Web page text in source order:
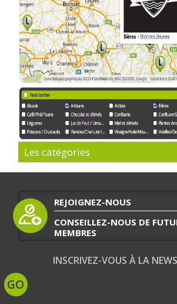
Les catégories
REJOIGNEZ-NOUS
CONSEILLEZ-NOUS DE
MEMBRES
INSCRIVEZ-VOUS À LA